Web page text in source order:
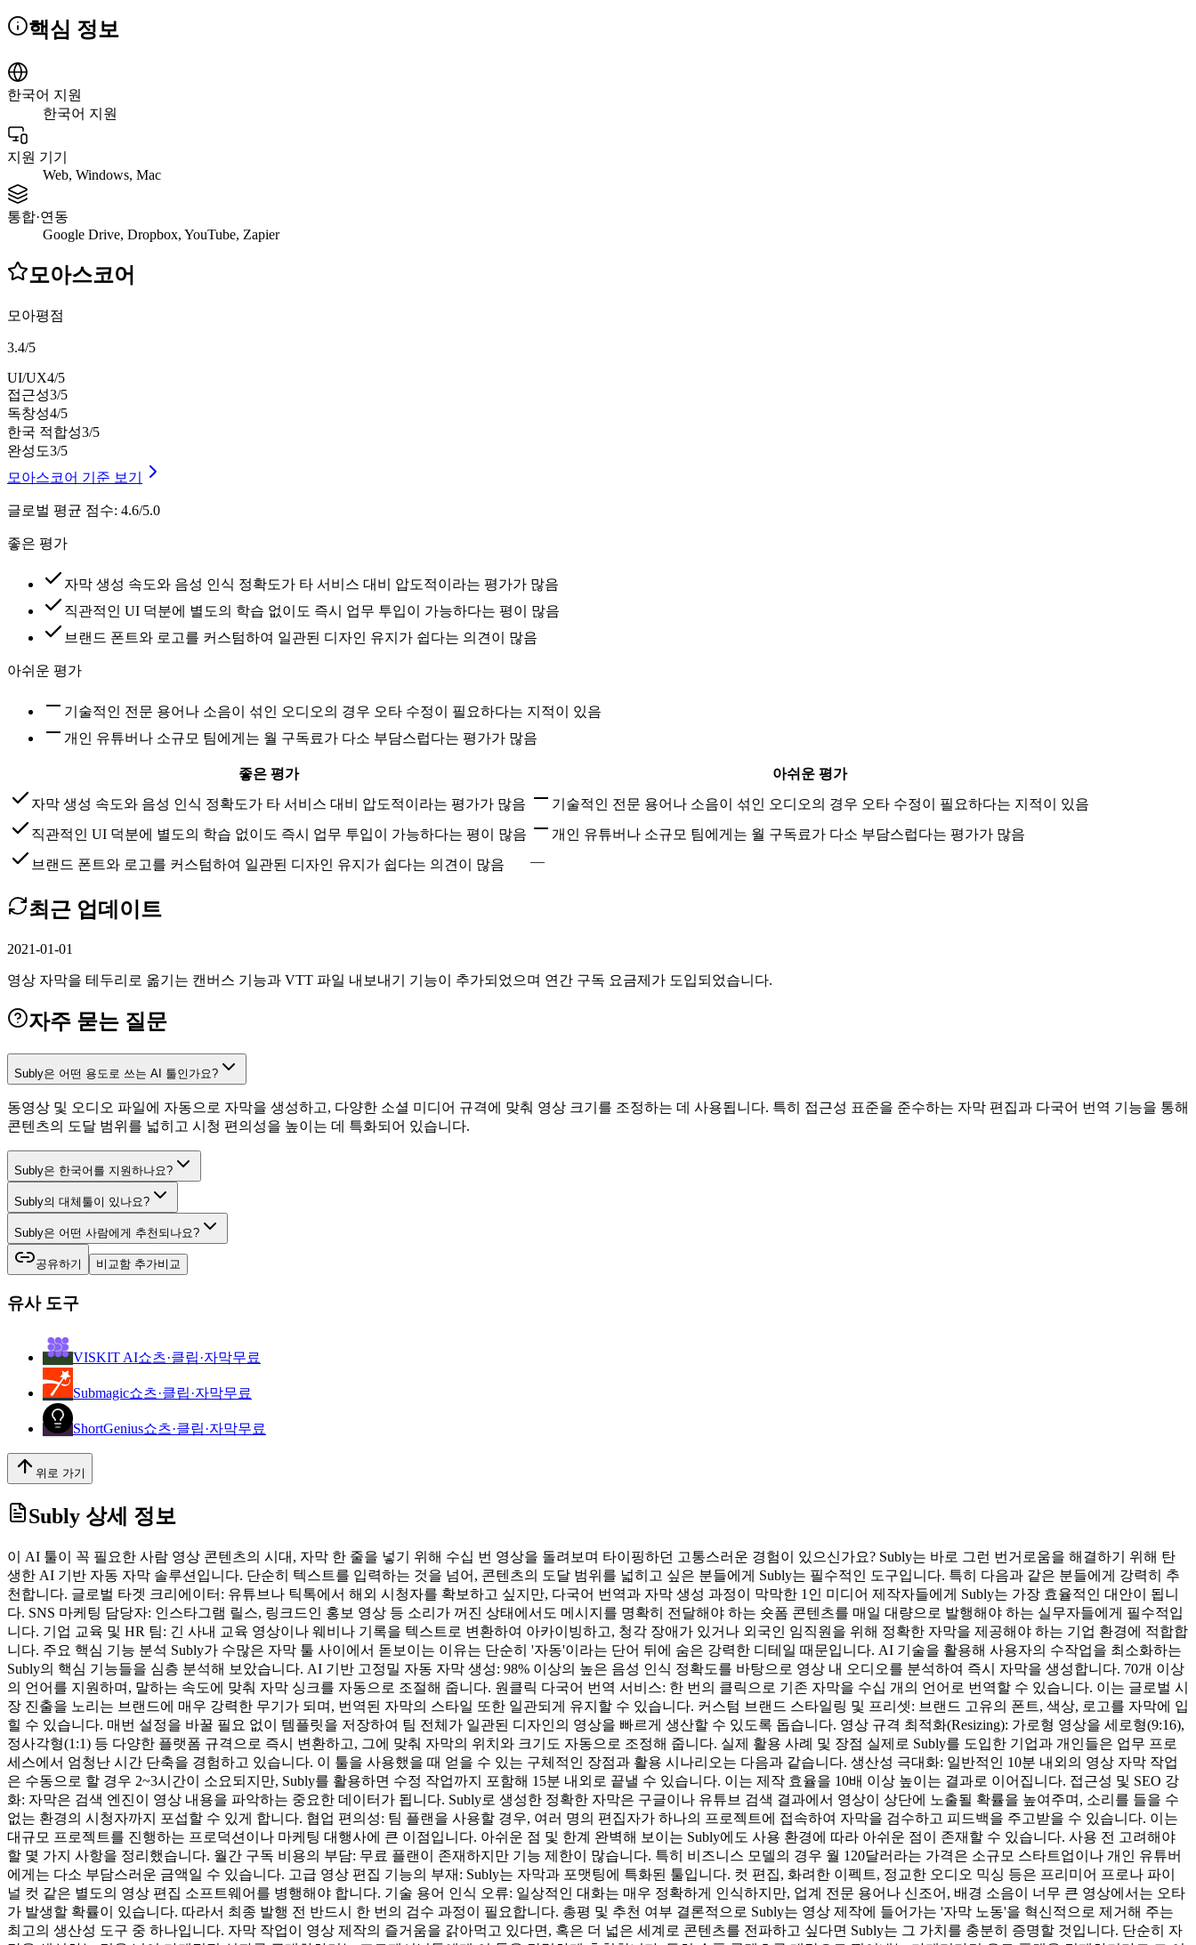
핵심 정보
한국어 지원
한국어 지원
지원 기기
Web, Windows, Mac
통합·연동
Google Drive, Dropbox, YouTube, Zapier
모아스코어
모아평점
3.4/5
UI/UX4/5
접근성3/5
독창성4/5
한국 적합성3/5
완성도3/5
모아스코어 기준 보기
글로벌 평균 점수: 4.6/5.0
좋은 평가
자막 생성 속도와 음성 인식 정확도가 타 서비스 대비 압도적이라는 평가가 많음
직관적인 UI 덕분에 별도의 학습 없이도 즉시 업무 투입이 가능하다는 평이 많음
브랜드 폰트와 로고를 커스텀하여 일관된 디자인 유지가 쉽다는 의견이 많음
아쉬운 평가
기술적인 전문 용어나 소음이 섞인 오디오의 경우 오타 수정이 필요하다는 지적이 있음
개인 유튜버나 소규모 팀에게는 월 구독료가 다소 부담스럽다는 평가가 많음
좋은 평가
아쉬운 평가
자막 생성 속도와 음성 인식 정확도가 타 서비스 대비 압도적이라는 평가가 많음
기술적인 전문 용어나 소음이 섞인 오디오의 경우 오타 수정이 필요하다는 지적이 있음
직관적인 UI 덕분에 별도의 학습 없이도 즉시 업무 투입이 가능하다는 평이 많음
개인 유튜버나 소규모 팀에게는 월 구독료가 다소 부담스럽다는 평가가 많음
브랜드 폰트와 로고를 커스텀하여 일관된 디자인 유지가 쉽다는 의견이 많음
—
최근 업데이트
2021-01-01
영상 자막을 테두리로 옮기는 캔버스 기능과 VTT 파일 내보내기 기능이 추가되었으며 연간 구독 요금제가 도입되었습니다.
자주 묻는 질문
Subly은 어떤 용도로 쓰는 AI 툴인가요?
동영상 및 오디오 파일에 자동으로 자막을 생성하고, 다양한 소셜 미디어 규격에 맞춰 영상 크기를 조정하는 데 사용됩니다. 특히 접근성 표준을 준수하는 자막 편집과 다국어 번역 기능을 통해
콘텐츠의 도달 범위를 넓히고 시청 편의성을 높이는 데 특화되어 있습니다.
Subly은 한국어를 지원하나요?
Subly의 대체툴이 있나요?
Subly은 어떤 사람에게 추천되나요?
공유하기 비교함 추가비교
유사 도구
VISKIT AI쇼츠·클립·자막무료
Submagic쇼츠·클립·자막무료
ShortGenius쇼츠·클립·자막무료
위로 가기
Subly 상세 정보
이 AI 툴이 꼭 필요한 사람 영상 콘텐츠의 시대, 자막 한 줄을 넣기 위해 수십 번 영상을 돌려보며 타이핑하던 고통스러운 경험이 있으신가요? Subly는 바로 그런 번거로움을 해결하기 위해 탄
생한 AI 기반 자동 자막 솔루션입니다. 단순히 텍스트를 입력하는 것을 넘어, 콘텐츠의 도달 범위를 넓히고 싶은 분들에게 Subly는 필수적인 도구입니다. 특히 다음과 같은 분들에게 강력히 추
천합니다. 글로벌 타겟 크리에이터: 유튜브나 틱톡에서 해외 시청자를 확보하고 싶지만, 다국어 번역과 자막 생성 과정이 막막한 1인 미디어 제작자들에게 Subly는 가장 효율적인 대안이 됩니
다. SNS 마케팅 담당자: 인스타그램 릴스, 링크드인 홍보 영상 등 소리가 꺼진 상태에서도 메시지를 명확히 전달해야 하는 숏폼 콘텐츠를 매일 대량으로 발행해야 하는 실무자들에게 필수적입
니다. 기업 교육 및 HR 팀: 긴 사내 교육 영상이나 웨비나 기록을 텍스트로 변환하여 아카이빙하고, 청각 장애가 있거나 외국인 임직원을 위해 정확한 자막을 제공해야 하는 기업 환경에 적합합
니다. 주요 핵심 기능 분석 Subly가 수많은 자막 툴 사이에서 돋보이는 이유는 단순히 '자동'이라는 단어 뒤에 숨은 강력한 디테일 때문입니다. AI 기술을 활용해 사용자의 수작업을 최소화하는
Subly의 핵심 기능들을 심층 분석해 보았습니다. AI 기반 고정밀 자동 자막 생성: 98% 이상의 높은 음성 인식 정확도를 바탕으로 영상 내 오디오를 분석하여 즉시 자막을 생성합니다. 70개 이상
의 언어를 지원하며, 말하는 속도에 맞춰 자막 싱크를 자동으로 조절해 줍니다. 원클릭 다국어 번역 서비스: 한 번의 클릭으로 기존 자막을 수십 개의 언어로 번역할 수 있습니다. 이는 글로벌 시
장 진출을 노리는 브랜드에 매우 강력한 무기가 되며, 번역된 자막의 스타일 또한 일관되게 유지할 수 있습니다. 커스텀 브랜드 스타일링 및 프리셋: 브랜드 고유의 폰트, 색상, 로고를 자막에 입
힐 수 있습니다. 매번 설정을 바꿀 필요 없이 템플릿을 저장하여 팀 전체가 일관된 디자인의 영상을 빠르게 생산할 수 있도록 돕습니다. 영상 규격 최적화(Resizing): 가로형 영상을 세로형(9:16),
정사각형(1:1) 등 다양한 플랫폼 규격으로 즉시 변환하고, 그에 맞춰 자막의 위치와 크기도 자동으로 조정해 줍니다. 실제 활용 사례 및 장점 실제로 Subly를 도입한 기업과 개인들은 업무 프로
세스에서 엄청난 시간 단축을 경험하고 있습니다. 이 툴을 사용했을 때 얻을 수 있는 구체적인 장점과 활용 시나리오는 다음과 같습니다. 생산성 극대화: 일반적인 10분 내외의 영상 자막 작업
은 수동으로 할 경우 2~3시간이 소요되지만, Subly를 활용하면 수정 작업까지 포함해 15분 내외로 끝낼 수 있습니다. 이는 제작 효율을 10배 이상 높이는 결과로 이어집니다. 접근성 및 SEO 강
화: 자막은 검색 엔진이 영상 내용을 파악하는 중요한 데이터가 됩니다. Subly로 생성한 정확한 자막은 구글이나 유튜브 검색 결과에서 영상이 상단에 노출될 확률을 높여주며, 소리를 들을 수
없는 환경의 시청자까지 포섭할 수 있게 합니다. 협업 편의성: 팀 플랜을 사용할 경우, 여러 명의 편집자가 하나의 프로젝트에 접속하여 자막을 검수하고 피드백을 주고받을 수 있습니다. 이는
대규모 프로젝트를 진행하는 프로덕션이나 마케팅 대행사에 큰 이점입니다. 아쉬운 점 및 한계 완벽해 보이는 Subly에도 사용 환경에 따라 아쉬운 점이 존재할 수 있습니다. 사용 전 고려해야
할 몇 가지 사항을 정리했습니다. 월간 구독 비용의 부담: 무료 플랜이 존재하지만 기능 제한이 많습니다. 특히 비즈니스 모델의 경우 월 120달러라는 가격은 소규모 스타트업이나 개인 유튜버
에게는 다소 부담스러운 금액일 수 있습니다. 고급 영상 편집 기능의 부재: Subly는 자막과 포맷팅에 특화된 툴입니다. 컷 편집, 화려한 이펙트, 정교한 오디오 믹싱 등은 프리미어 프로나 파이
널 컷 같은 별도의 영상 편집 소프트웨어를 병행해야 합니다. 기술 용어 인식 오류: 일상적인 대화는 매우 정확하게 인식하지만, 업계 전문 용어나 신조어, 배경 소음이 너무 큰 영상에서는 오타
가 발생할 확률이 있습니다. 따라서 최종 발행 전 반드시 한 번의 검수 과정이 필요합니다. 총평 및 추천 여부 결론적으로 Subly는 영상 제작에 들어가는 '자막 노동'을 혁신적으로 제거해 주는
최고의 생산성 도구 중 하나입니다. 자막 작업이 영상 제작의 즐거움을 갉아먹고 있다면, 혹은 더 넓은 세계로 콘텐츠를 전파하고 싶다면 Subly는 그 가치를 충분히 증명할 것입니다. 단순히 자